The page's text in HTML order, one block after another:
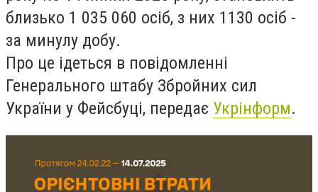
близько 1 035 060 осіб, з них 1130 осіб -
за минулу добу.
Про це ідеться в повідомленні
Генерального штабу Збройних сил
України у Фейсбуці, передає Укрінформ.